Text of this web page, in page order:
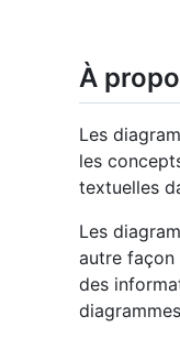
À
Les
les
textuelles
Les
autre façon
des